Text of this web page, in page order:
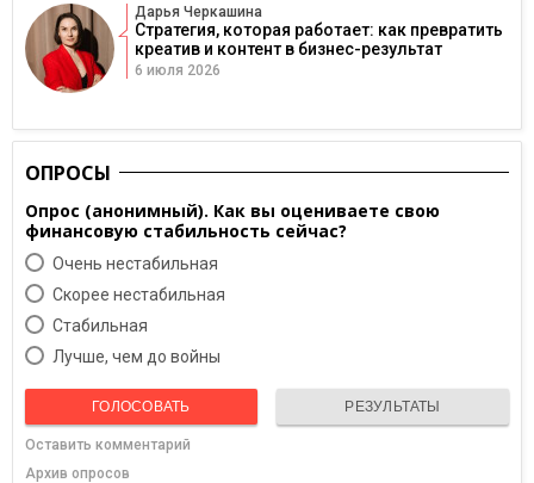
Дарья Черкашина
Стратегия, которая работает: как превратить
креатив и контент в бизнес-результат
6 июля 2026
ОПРОСЫ
Опрос (анонимный). Как вы оцениваете свою
финансовую стабильность сейчас?
Очень нестабильная
Скорее нестабильная
Cтабильная
Лучше, чем до войны
ГОЛОСОВАТЬ РЕЗУЛЬТАТЫ
Оставить комментарий
Архив опросов